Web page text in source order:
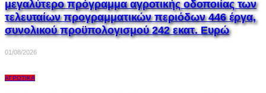
μεγαλύτερο πρόγραμμα αγροτικής οδοποιίας των
τελευταίων προγραμματικών περιόδων 446 έργα,
συνολικού προϋπολογισμού 242 εκατ. Ευρώ
01/08/2026
ΑΓΡΟΤΙΚΆ